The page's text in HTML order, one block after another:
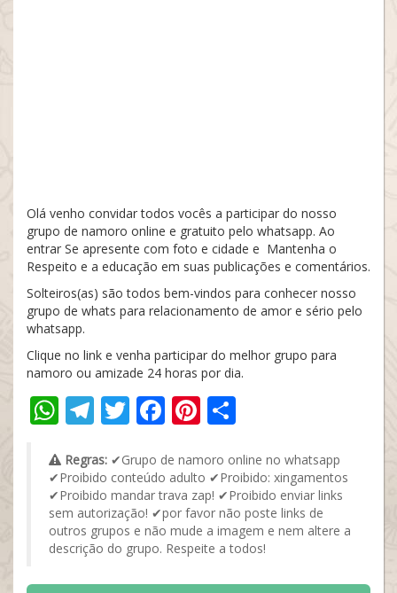
Olá venho convidar todos vocês a participar do nosso
grupo de namoro online e gratuito pelo whatsapp. Ao
entrar Se apresente com foto e cidade e Mantenha o
Respeito e a educação em suas publicações e comentários.
Solteiros(as) são todos bem-vindos para conhecer nosso
grupo de whats para relacionamento de amor e sério pelo
whatsapp.
Clique no link e venha participar do melhor grupo para
namoro ou amizade 24 horas por dia.
WhatsApp
Telegram
Twitter
Facebook
Pinterest
Regras: ✔Grupo de namoro online no whatsapp
✔Proibido conteúdo adulto ✔Proibido: xingamentos
✔Proibido mandar trava zap! ✔Proibido enviar links
sem autorização! ✔por favor não poste links de
outros grupos e não mude a imagem e nem altere a
descrição do grupo. Respeite a todos!